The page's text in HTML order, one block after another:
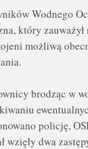
Wodnego
który
możliwą
brodząc w
policję,
dwa